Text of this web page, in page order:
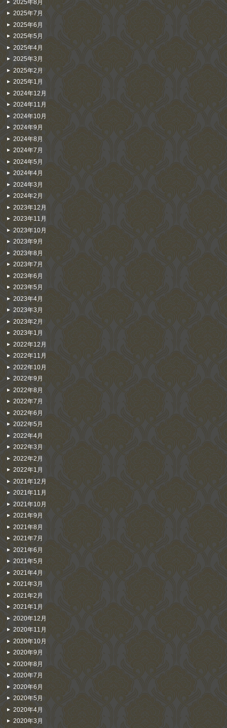
2025年8月
2025年7月
2025年6月
2025年5月
2025年4月
2025年3月
2025年2月
2025年1月
2024年12月
2024年11月
2024年10月
2024年9月
2024年8月
2024年7月
2024年5月
2024年4月
2024年3月
2024年2月
2023年12月
2023年11月
2023年10月
2023年9月
2023年8月
2023年7月
2023年6月
2023年5月
2023年4月
2023年3月
2023年2月
2023年1月
2022年12月
2022年11月
2022年10月
2022年9月
2022年8月
2022年7月
2022年6月
2022年5月
2022年4月
2022年3月
2022年2月
2022年1月
2021年12月
2021年11月
2021年10月
2021年9月
2021年8月
2021年7月
2021年6月
2021年5月
2021年4月
2021年3月
2021年2月
2021年1月
2020年12月
2020年11月
2020年10月
2020年9月
2020年8月
2020年7月
2020年6月
2020年5月
2020年4月
2020年3月